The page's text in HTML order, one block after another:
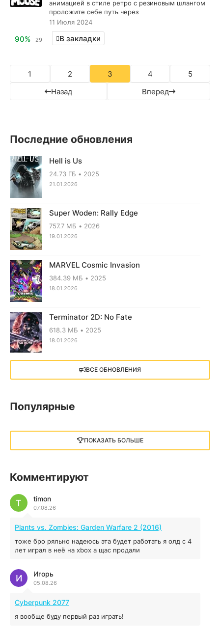
анимацией в стиле ретро с резиновым шлангом
проложите себе путь через
11 Июля 2024
90% 29 В закладки
Назад
1 2 3 4
5
Вперед
Последние обновления
Hell is Us
24.73 ГБ 2025
21.01.2026
Super Woden: Rally Edge
757.7 МБ 2026
19.01.2026
MARVEL Cosmic Invasion
384.39 МБ 2025
18.01.2026
Terminator 2D: No Fate
618.3 МБ 2025
18.01.2026
X4: Foundations (2018)
13.73 GB 2018
13 ГБ 2025
illWill
04.12.2025
MAFIA: THE OLD COUNTRY
44.98 ГБ 2025
04.12.2025
Red Chaos - The Strict Order
04.12.2025
ВСЕ ОБНОВЛЕНИЯ
Популярные
ПОКАЗАТЬ БОЛЬШЕ
Комментируют
timon
07.08.26
T
Plants vs. Zombies: Garden Warfare 2 (2016)
тоже бро ряльно надеюсь эта будет работать я олд с 4
лет играл в неё на xbox а щас продали
Игорь
05.08.26
И
Cyberpunk 2077
я вообще буду первый раз играть!